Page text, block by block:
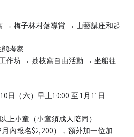
→ 梅子林村落導賞 → 山藝講座和起
考察
作坊 → 荔枝窩自由活動 → 坐船往
日（六）早上10:00 至 1月11日
上小童（小童須成人陪同）
月內報名$2,200），額外加一位加